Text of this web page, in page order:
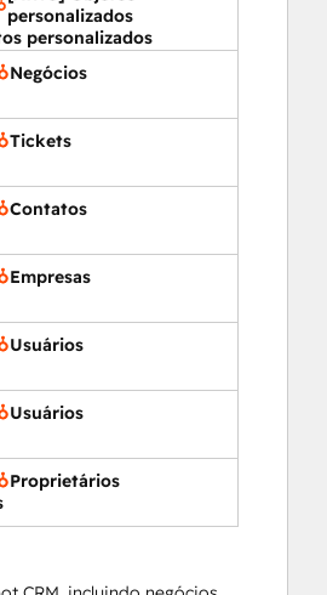
personalizados
personalizados
Negócios
Tickets
Contatos
Empresas
Usuários
Usuários
Proprietários